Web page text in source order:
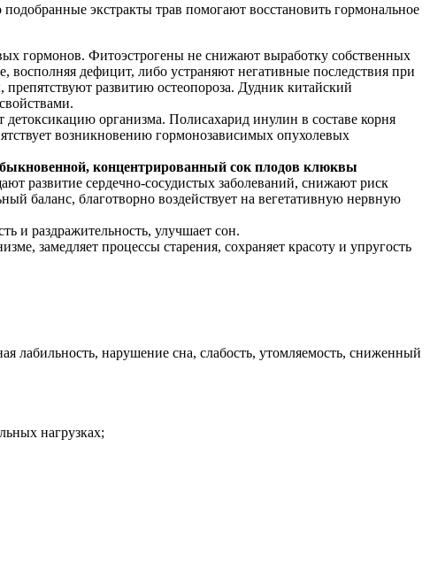
экстракты трав помогают восстановить гормональное
гормонов. Фитоэстрогены не снижают выработку собственных
восполняя дефицит, либо устраняют негативные последствия при
развитию остеопороза. Дудник китайский
организма. Полисахарид инулин в составе корня
возникновению гормонозависимых опухолевых
концентрированный сок плодов клюквы
развитие сердечно-сосудистых заболеваний, снижают риск
баланс, благотворно воздействует на вегетативную нервную
и раздражительность, улучшает сон.
замедляет процессы старения, сохраняет красоту и упругость
лабильность, нарушение сна, слабость, утомляемость, сниженный
нагрузках;